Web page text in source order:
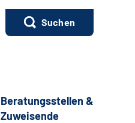
Suchen
Beratungsstellen &
Zuweisende